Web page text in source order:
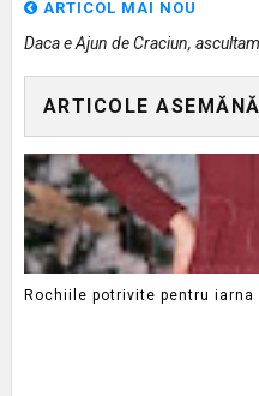
ARTICOL MAI NOU
Daca e Ajun de Craciun,
ARTICOLE
Rochiile potrivite pentru iarna